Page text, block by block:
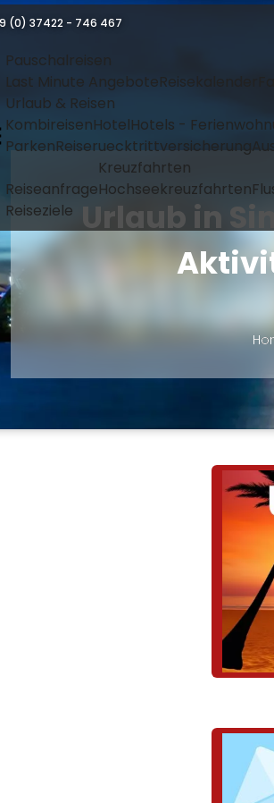
(0) 37422 - 746 467
Pauschalreisen
Last Minute AngeboteReisekalender
Urlaub & Reisen
KombireisenHotelHotels -
ParkenReiseruecktrittversicherung
Reiseanfrage
Kreuzfahrten
Hochseekreuzfahrten
Reiseziele Urlaub in